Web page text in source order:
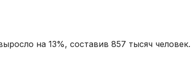
на 13%, составив 857 тысяч человек.